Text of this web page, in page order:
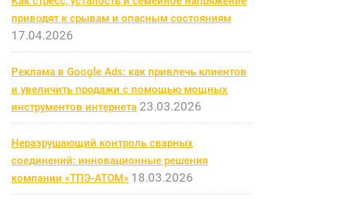
приводят к срывам и опасным состояниям
17.04.2026
Реклама в Google Ads: как привлечь клиентов
и увеличить продажи с помощью мощных
инструментов интернета 23.03.2026
Неразрушающий контроль сварных
соединений: инновационные решения
компании «ТПЭ-АТОМ» 18.03.2026